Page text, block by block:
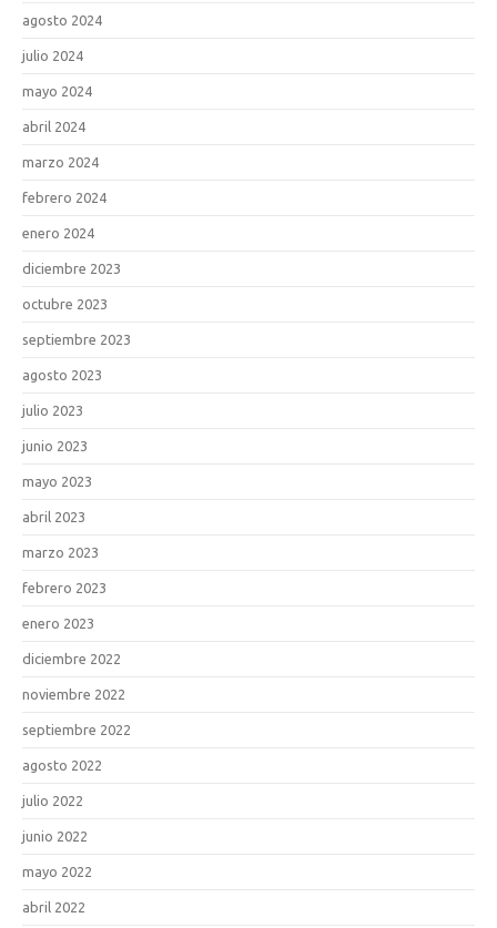
agosto 2024
julio 2024
mayo 2024
abril 2024
marzo 2024
febrero 2024
enero 2024
diciembre 2023
octubre 2023
septiembre 2023
agosto 2023
julio 2023
junio 2023
mayo 2023
abril 2023
marzo 2023
febrero 2023
enero 2023
diciembre 2022
noviembre 2022
septiembre 2022
agosto 2022
julio 2022
junio 2022
mayo 2022
abril 2022